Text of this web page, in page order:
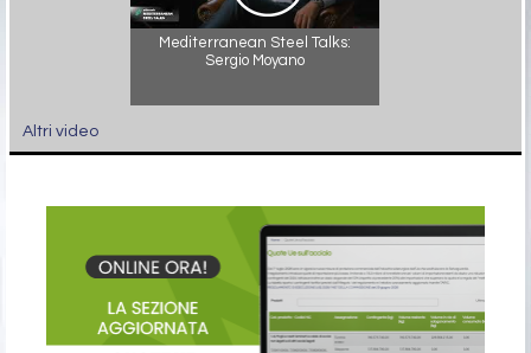
Mediterranean Steel Talks:
Sergio Moyano
Altri video